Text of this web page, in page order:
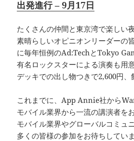
出発進行 – 9月17日
たくさんの仲間と東京湾で楽しい
素晴らしいオピニオンリーダーの
に毎年恒例のAd:TechとTokyo
有名ロックスターによる演奏も用
デッキでの出し物つきで2,600円、
これまでに、App Annie社から
モバイル業界から一流の講演者を
モバイル業界やグローバルコミュ
多くの皆様の参加をお待ちしてい